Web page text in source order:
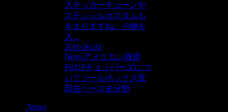
ステッカーチューンや
ステンシルカスタムも
きまりますね。小物を
入...
2010.06.02
Newsアメリカン雑貨
PicUPチョッパーズにつ
いてツールボックス世
田谷ベース未分類
News